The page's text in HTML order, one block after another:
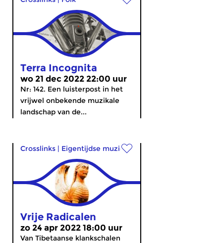
Terra Incognita
wo 21 dec 2022 22:00 uur
Nr: 142. Een luisterpost in het
vrijwel onbekende muzikale
landschap van de...
Crosslinks | Eigentijdse muziek
Vrije Radicalen
zo 24 apr 2022 18:00 uur
Van Tibetaanse klankschalen